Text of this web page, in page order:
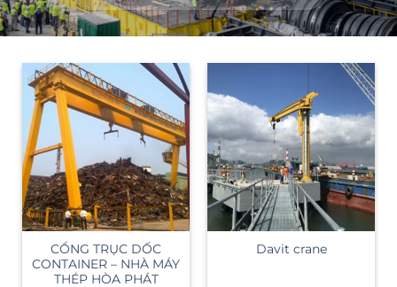
CỔNG TRỤC DỐC
CONTAINER – NHÀ MÁY
THÉP HÒA PHÁT
Davit crane